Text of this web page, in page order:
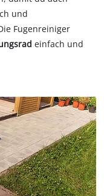
und
Fugenreiniger
einfach und